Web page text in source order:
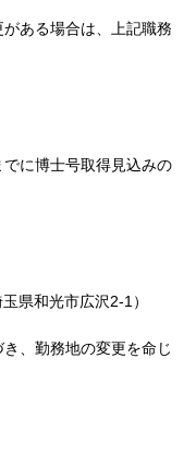
ある場合は、上記職務
に博士号取得見込みの
県和光市広沢2-1）
、勤務地の変更を命じ